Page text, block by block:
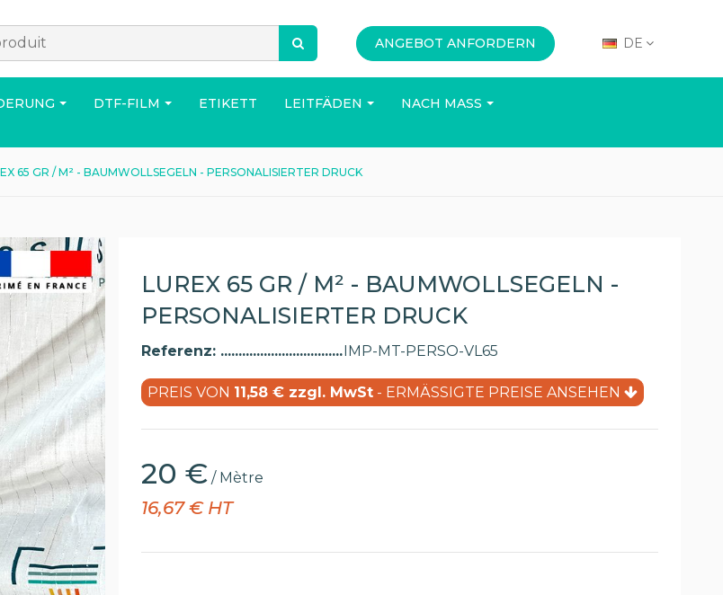
ANGEBOT ANFORDERN
DE
TASCHE HAUS
DTF-FILM ETIKETT LEITFÄDEN NACH MASS
65 GR / M² - BAUMWOLLSEGELN - PERSONALISIERTER DRUCK
LUREX 65 GR / M² - BAUMWOLLSEGELN -
PERSONALISIERTER DRUCK
Referenz: IMP-MT-PERSO-VL65
PREIS VON 11,58 € zzgl. MwSt - ERMÄSSIGTE PREISE ANSEHEN
20 € / Mètre
16,67 € HT